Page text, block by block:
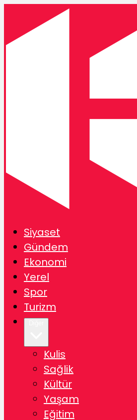
Siyaset
Gündem
Ekonomi
Yerel
Spor
Turizm
Kulis
Sağlik
Kültür
Yaşam
Eğitim